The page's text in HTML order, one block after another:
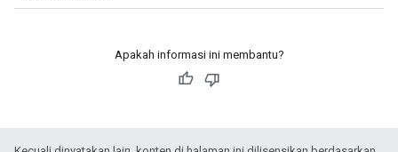
Apakah informasi ini membantu?